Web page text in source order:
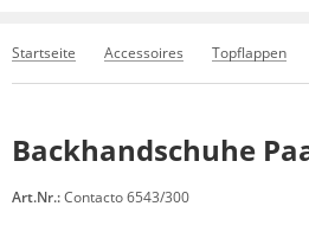
Startseite Accessoires Topflappen
Backhandschuhe
Art.Nr.:Contacto 6543/300